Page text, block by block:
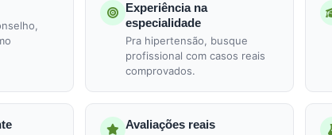
Experiência na
especialidade
Pra hipertensão, busque
profissional com casos reais
comprovados.
Avaliações reais